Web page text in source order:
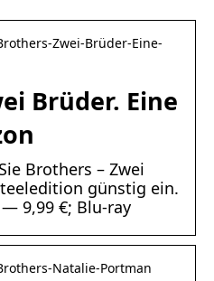
Zwei-Brüder-Eine-
Brüder. Eine
Brothers – Zwei
günstig ein.
9,99 €; Blu-ray
Natalie-Portman